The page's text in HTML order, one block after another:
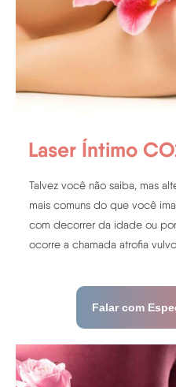
Laser Íntimo
Talvez você não saiba, mas
mais comuns do que você
com decorrer da idade ou
ocorre a chamada atrofia
Falar com